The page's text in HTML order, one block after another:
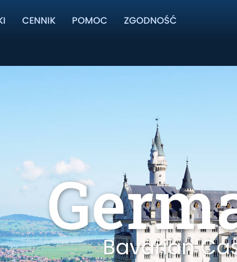
CENNIK POMOC ZGODNOŚĆ
Bavarian